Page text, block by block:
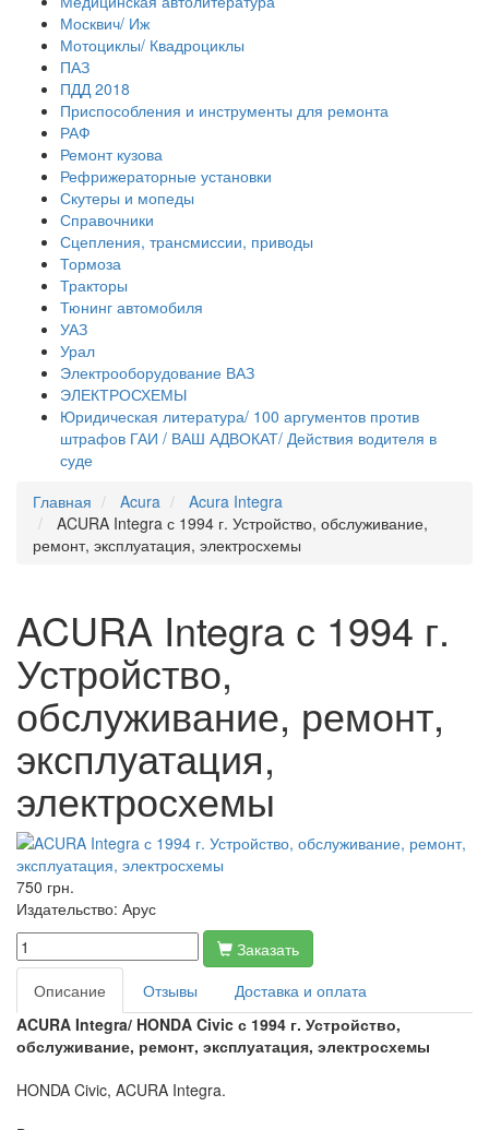
Москвич/ Иж
Мотоциклы/ Квадроциклы
ПАЗ
ПДД 2018
Приспособления и инструменты для ремонта
РАФ
Ремонт кузова
Рефрижераторные установки
Скутеры и мопеды
Справочники
Сцепления, трансмиссии, приводы
Тормоза
Тракторы
Тюнинг автомобиля
УАЗ
Урал
Электрооборудование ВАЗ
ЭЛЕКТРОСХЕМЫ
Юридическая литература/ 100 аргументов против
штрафов ГАИ / ВАШ АДВОКАТ/ Действия водителя в
суде
Главная
Acura
Acura Integra
ACURA Integra с 1994 г. Устройство, обслуживание,
ремонт, эксплуатация, электросхемы
ACURA Integra с 1994 г.
Устройство,
обслуживание, ремонт,
эксплуатация,
электросхемы
750 грн.
Издательство: Арус
Заказать
Описание
Отзывы
Доставка и оплата
ACURA Integra/ HONDA Civic с 1994 г. Устройство,
обслуживание, ремонт, эксплуатация, электросхемы
HONDA Civic, ACURA Integra.